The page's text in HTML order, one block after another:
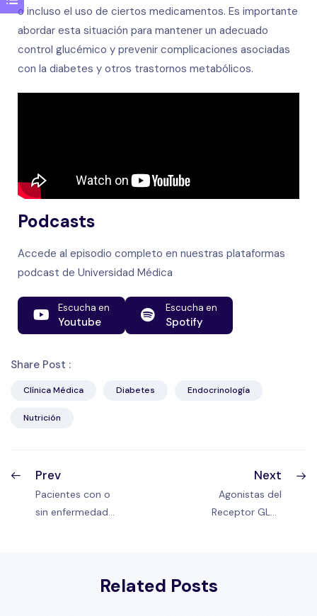
o incluso el uso de ciertos medicamentos. Es importante
abordar esta situación para mantener un adecuado
control glucémico y prevenir complicaciones asociadas
con la diabetes y otros trastornos metabólicos.
Podcasts
Accede al episodio completo en nuestras plataformas
podcast de Universidad Médica
Escucha en
Youtube
Escucha en
Spotify
Share Post :
Clínica Médica Diabetes Endocrinología
Nutrición
Prev
Pacientes con o
sin enfermedad |
Next
Agonistas del
Receptor GLP 1
Related Posts